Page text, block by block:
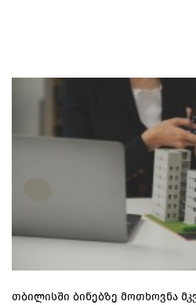
თბილისში ბინებზე მოთხოვნა